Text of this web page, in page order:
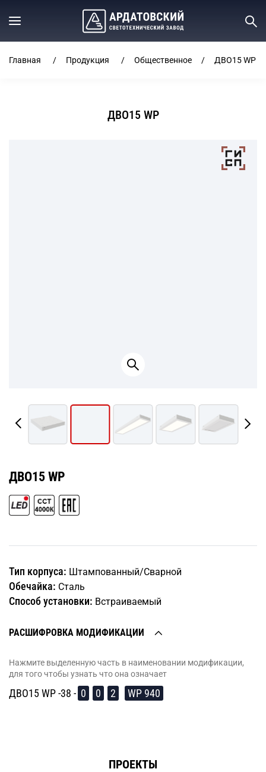
Главная Продукция Общественное ДВО15 WP
ДВО15 WP
ДВО15 WP
Тип корпуса: Штампованный/Сварной
Обечайка: Сталь
Способ установки: Встраиваемый
РАСШИФРОВКА МОДИФИКАЦИИ
Нажмите выделенную часть в наименовании модификации,
для того чтобы узнать что она означает
ДВО15 WP -38 - 0 0 2 WP 940
ПРОЕКТЫ